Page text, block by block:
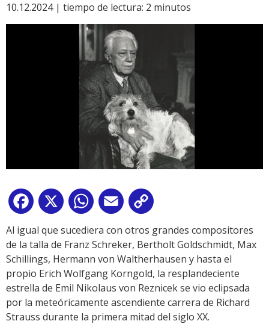
10.12.2024 | tiempo de lectura: 2 minutos
Facebook
X WhatsApp
Email
Link
Al igual que sucediera con otros grandes compositores
de la talla de Franz Schreker, Bertholt Goldschmidt, Max
Schillings, Hermann von Waltherhausen y hasta el
propio Erich Wolfgang Korngold, la resplandeciente
estrella de Emil Nikolaus von Reznicek se vio eclipsada
por la meteóricamente ascendiente carrera de Richard
Strauss durante la primera mitad del siglo XX.